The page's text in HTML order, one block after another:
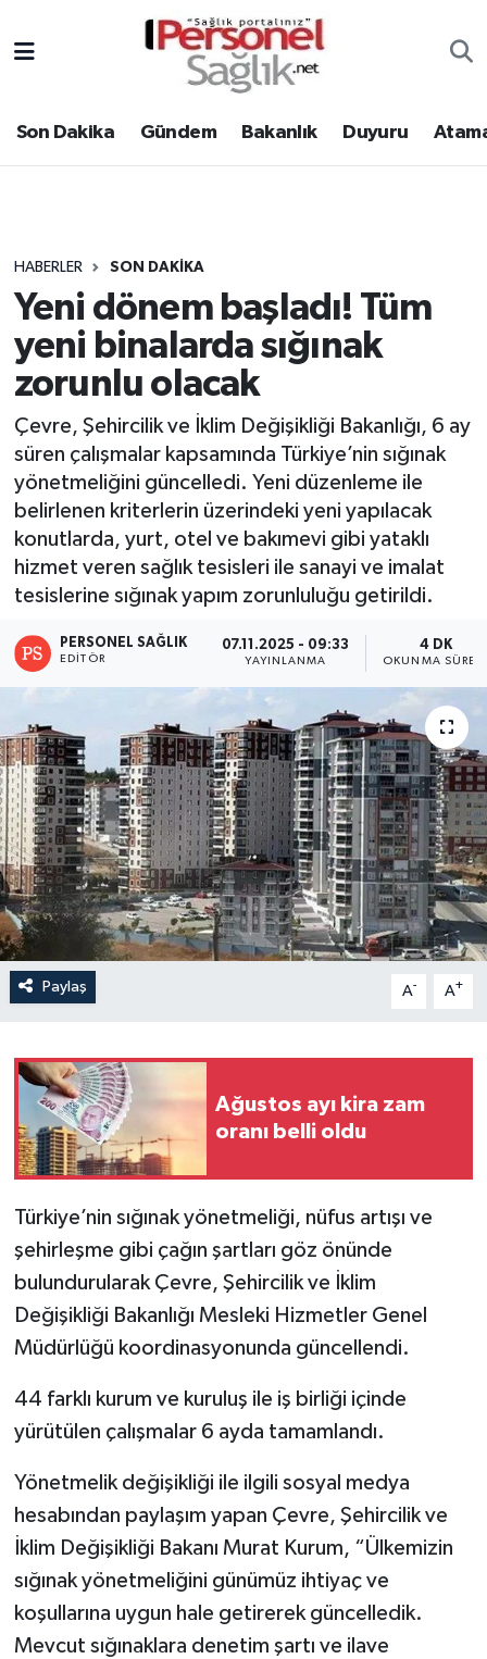
Son Dakika Gündem Bakanlık Duyuru
HABERLER SON DAKIKA
Yeni dönem başladı! Tüm
yeni binalarda sığınak
zorunlu olacak
Çevre, Şehircilik ve İklim Değişikliği Bakanlığı, 6 ay
süren çalışmalar kapsamında Türkiye’nin sığınak
yönetmeliğini güncelledi. Yeni düzenleme ile
belirlenen kriterlerin üzerindeki yeni yapılacak
konutlarda, yurt, otel ve bakımevi gibi yataklı
hizmet veren sağlık tesisleri ile sanayi ve imalat
tesislerine sığınak yapım zorunluluğu getirildi.
PERSONEL SAĞLIK
EDITÖR
07.11.2025 - 09:33
YAYINLANMA
4 DK
OKUNMA
Paylaş A- A+
Ağustos ayı kira zam
oranı belli oldu
Türkiye’nin sığınak yönetmeliği, nüfus artışı ve
şehirleşme gibi çağın şartları göz önünde
bulundurularak Çevre, Şehircilik ve İklim
Değişikliği Bakanlığı Mesleki Hizmetler Genel
Müdürlüğü koordinasyonunda güncellendi.
44 farklı kurum ve kuruluş ile iş birliği içinde
yürütülen çalışmalar 6 ayda tamamlandı.
Yönetmelik değişikliği ile ilgili sosyal medya
hesabından paylaşım yapan Çevre, Şehircilik ve
İklim Değişikliği Bakanı Murat Kurum, “Ülkemizin
sığınak yönetmeliğini günümüz ihtiyaç ve
koşullarına uygun hale getirerek güncelledik.
Mevcut sığınaklara denetim şartı ve ilave
Gündem
Atamalar
Mevzuat
Sendika
Kpss - Sınav
Nöbetçi Eczaneler
Hava Durumu
Tüm Manşetler
Son Dakika Haberleri
Haber Arşivi